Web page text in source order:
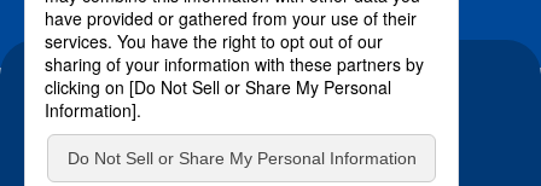
電子公告 サイトのご利用条件個人情報保護基本方針
特定個人情報保護基本方針
/ @RENGO-